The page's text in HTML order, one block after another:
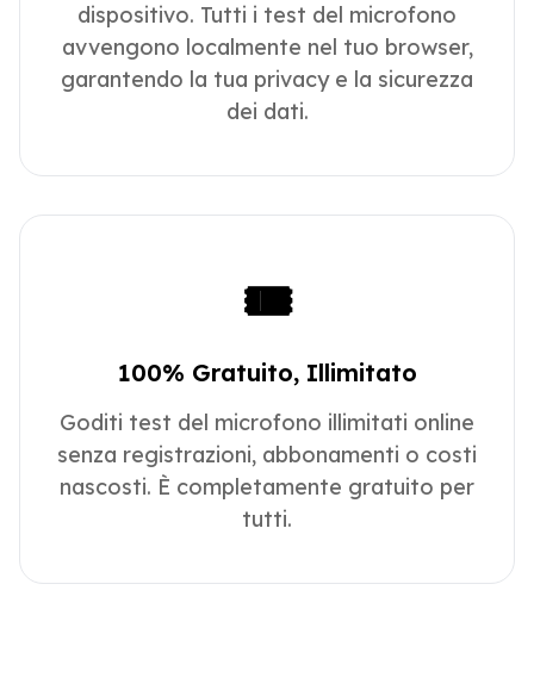
dispositivo. Tutti i test del microfono
avvengono localmente nel tuo browser,
garantendo la tua privacy e la sicurezza
dei dati.
🎟️
100% Gratuito, Illimitato
Goditi test del microfono illimitati online
senza registrazioni, abbonamenti o costi
nascosti. È completamente gratuito per
tutti.